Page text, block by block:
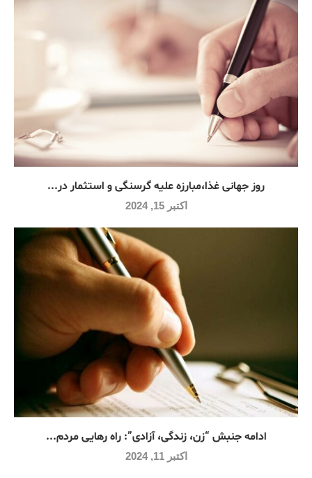
روز جهانی غذا،مبارزه علیه گرسنگی و استثمار در...
اکتبر 15, 2024
ادامه جنبش “زن، زندگی، آزادی”: راه رهایی مردم...
اکتبر 11, 2024